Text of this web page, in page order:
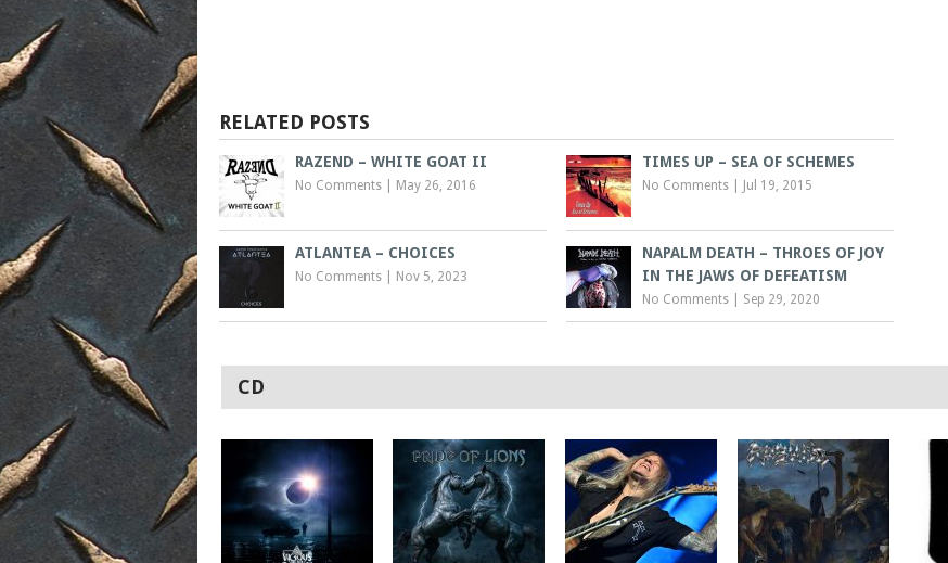
RELATED POSTS
RAZEND – WHITE GOAT II
No Comments May 26, 2016
TIMES UP – SEA OF SCHEMES
No Comments Jul 19, 2015
ATLANTEA – CHOICES
No Comments Nov 5, 2023
NAPALM DEATH – THROES OF JOY
IN THE JAWS OF DEFEATISM
No Comments Sep 29, 2020
CD